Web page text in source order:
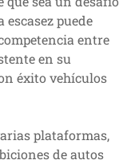
puede
entre
en su
éxito vehículos
plataformas,
de autos